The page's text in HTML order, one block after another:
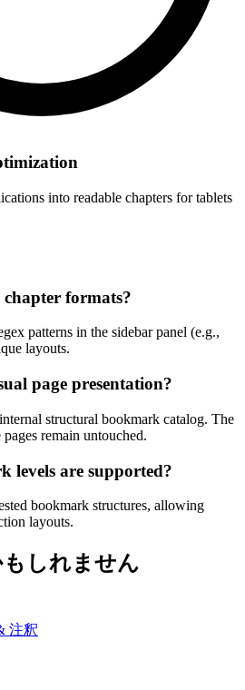
into readable chapters for tablets
formats?
patterns in the sidebar panel (e.g.,
layouts.
page presentation?
structural bookmark catalog. The
remain untouched.
levels are supported?
bookmark structures, allowing
layouts.
しれません
注釈